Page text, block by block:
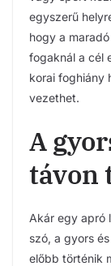
egyszerű
hogy a
fogaknál a cél
korai foghiány
vezethet.
A
távon
Akár egy apró
szó, a gyors
előbb történik